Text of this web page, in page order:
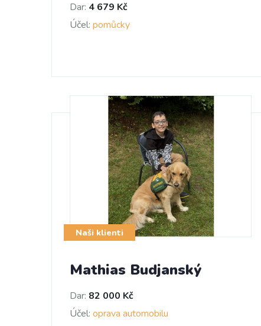
Dar: 4 679 Kč
Účel: pomůcky
Naši klienti
Mathias Budjanský
Dar: 82 000 Kč
Účel: oprava automobilu